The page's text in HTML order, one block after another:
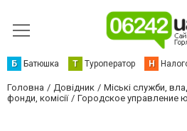
Б Батюшка Т Туроператор Н
Головна Довідник Міські служби,
фонди, комісії
Городское управление